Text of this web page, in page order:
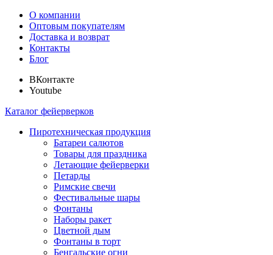
О компании
Оптовым покупателям
Доставка и возврат
Контакты
Блог
ВКонтакте
Youtube
Каталог фейерверков
Пиротехническая продукция
Батареи салютов
Товары для праздника
Летающие фейерверки
Петарды
Римские свечи
Фестивальные шары
Фонтаны
Наборы ракет
Цветной дым
Фонтаны в торт
Бенгальские огни